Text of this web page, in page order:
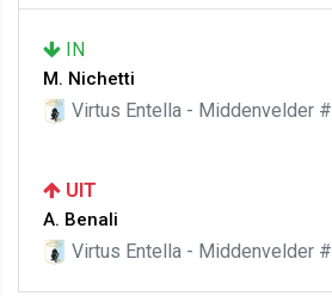
IN
M. Nichetti
Virtus Entella - Middenvelder #
UIT
A. Benali
Virtus Entella - Middenvelder #